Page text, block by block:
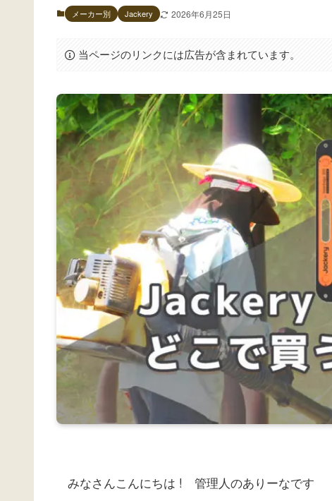
メーカー別 Jackery 2026年6月25日
当ページのリンクには広告が含まれています。
みなさんこんにちは ! 管理人のありーなです